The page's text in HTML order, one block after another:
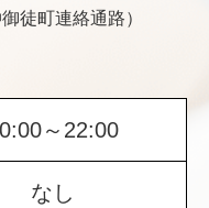
徒町連絡通路）
～22:00
なし